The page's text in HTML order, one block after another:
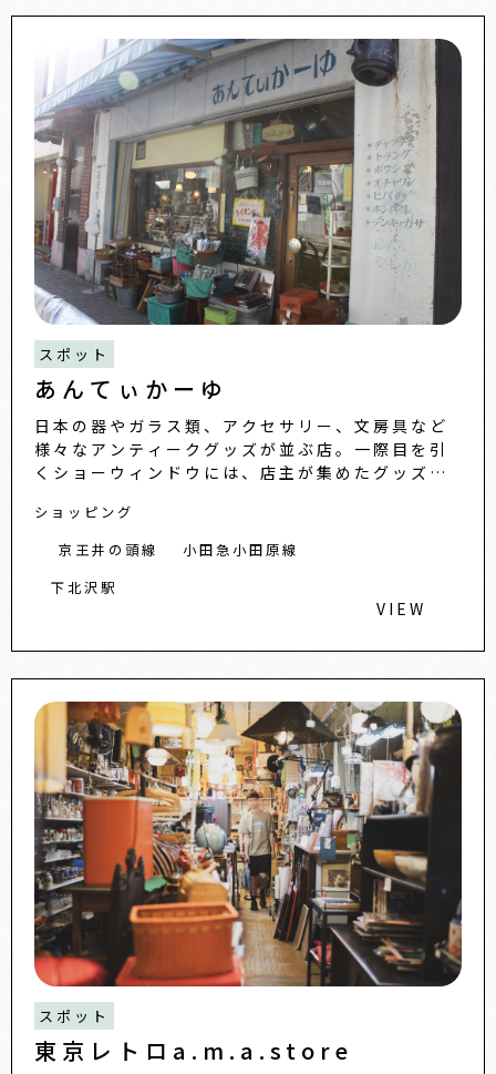
スポット
あんてぃかーゆ
日本の器やガラス類、アクセサリー、文房具など
様々なアンティークグッズが並ぶ店。一際目を引
くショーウィンドウには、店主が集めたグッズが
器は小皿、大皿、湯飲
ショッピング
京王井の頭線
小田急小田原線
下北沢駅
VIEW
スポット
東京レトロa.m.a.store